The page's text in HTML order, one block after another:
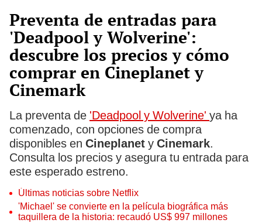
Preventa de entradas para
'Deadpool y Wolverine':
descubre los precios y cómo
comprar en Cineplanet y
Cinemark
La preventa de 'Deadpool y Wolverine' ya ha
comenzado, con opciones de compra
disponibles en Cineplanet y Cinemark.
Consulta los precios y asegura tu entrada para
este esperado estreno.
Últimas noticias sobre Netflix
'Michael' se convierte en la película biográfica más
taquillera de la historia: recaudó US$ 997 millones